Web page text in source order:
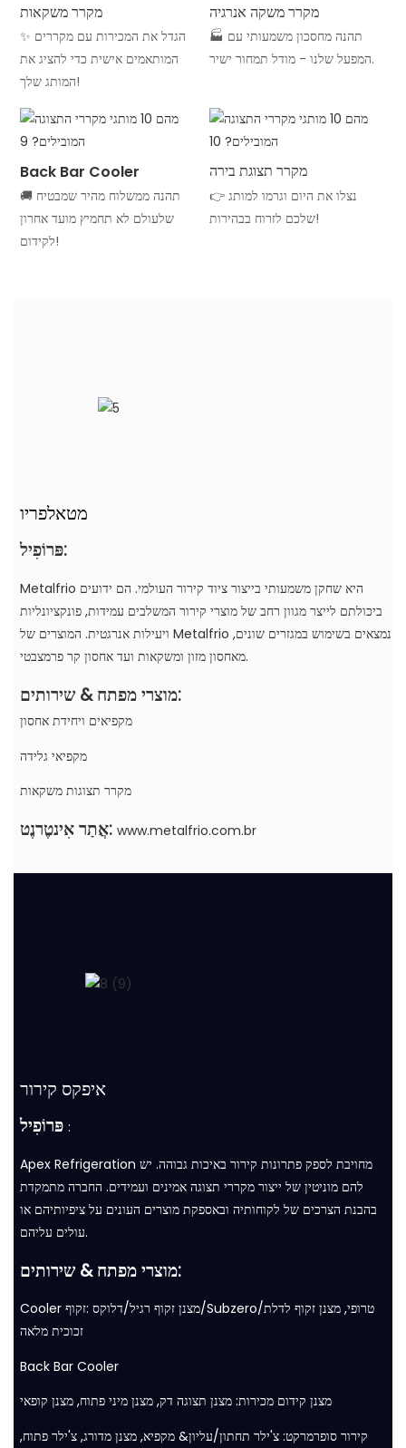
מקרר משקאות
✨ הגדל את המכירות עם מקררים
המותאמים אישית כדי להציג את
המותג שלך!
מקרר משקה אנרגיה
🏭 תהנה מחסכון משמעותי עם
המפעל שלנו - מודל תמחור ישיר.
Back Bar Cooler
🚚 תהנה ממשלוח מהיר שמבטיח
שלעולם לא תחמיץ מועד אחרון
לקידום!
מקרר תצוגת בירה
👉 נצלו את היום וגרמו למותג
שלכם לזרוח בבהירות!
מטאלפריו
פּרוֹפִיל:
Metalfrio היא שחקן משמעותי בייצור ציוד קירור העולמי. הם ידועים
ביכולתם לייצר מגוון רחב של מוצרי קירור המשלבים עמידות, פונקציונליות
ויעילות אנרגטית. המוצרים של Metalfrio נמצאים בשימוש במגזרים שונים,
מאחסון מזון ומשקאות ועד אחסון קר פרמצבטי.
מוצרי מפתח & שירותים:
מקפיאים ויחידת אחסון
מקפיאי גלידה
מקרר תצוגות משקאות
אֲתַר אִינטֶרנֶט: www.metalfrio.com.br
איפקס קירור
פּרוֹפִיל :
Apex Refrigeration מחויבת לספק פתרונות קירור באיכות גבוהה. יש
להם מוניטין של ייצור מקררי תצוגה אמינים ועמידים. החברה מתמקדת
בהבנת הצרכים של לקוחותיה ובאספקת מוצרים העונים על ציפיותיהם או
עולים עליהם.
מוצרי מפתח & שירותים:
Cooler זקוף: מצנן זקוף רגיל/דלוקס/Subzero/טרופי, מצנן זקוף לדלת
זכוכית מלאה
Back Bar Cooler
מצנן קידום מכירות: מצנן תצוגה דק, מצנן מיני פתוח, מצנן קופאי
קירור סופרמרקט: צ'ילר תחתון/עליון& מקפיא, מצנן מדורג, צ'ילר פתוח,